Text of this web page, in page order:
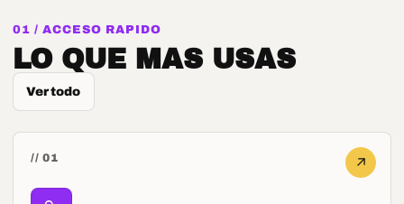
01 / ACCESO RAPIDO
LO QUE MAS USAS
Ver todo
// 01